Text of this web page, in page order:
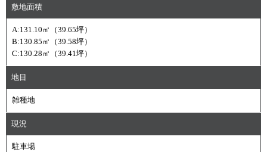
敷地面積
A:131.10㎡（39.65坪）
B:130.85㎡（39.58坪）
C:130.28㎡（39.41坪）
地目
雑種地
現況
駐車場